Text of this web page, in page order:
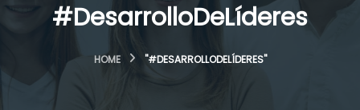
#DesarrolloDeLíderes
HOME "#DESARROLLODELÍDERES"